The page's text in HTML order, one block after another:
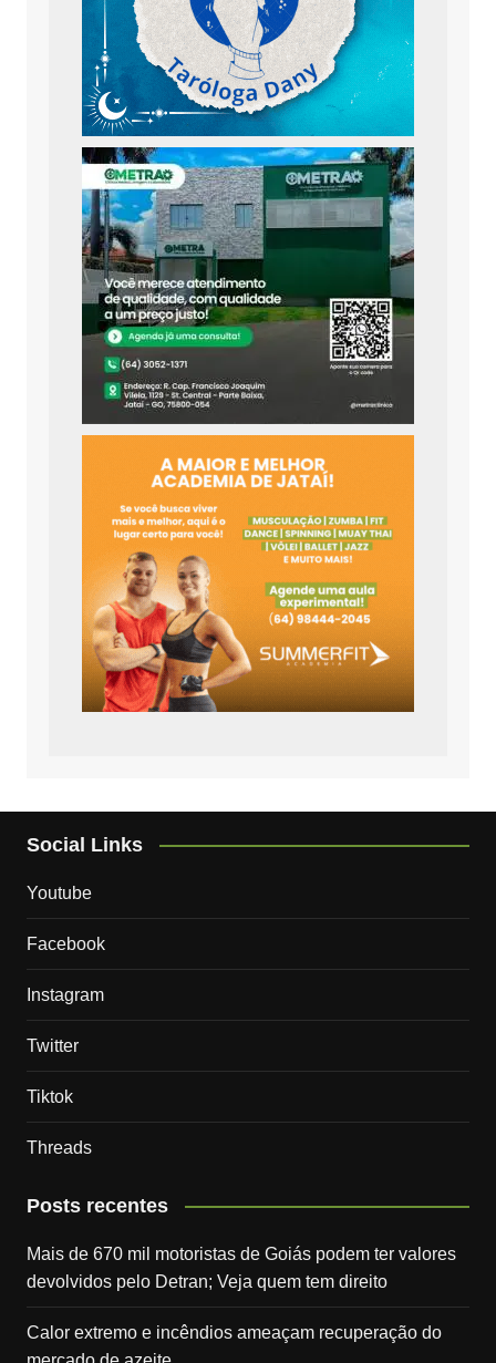
Social Links
Youtube
Facebook
Instagram
Twitter
Tiktok
Threads
Posts recentes
Mais de 670 mil motoristas de Goiás podem ter valores
devolvidos pelo Detran; Veja quem tem direito
Calor extremo e incêndios ameaçam recuperação do